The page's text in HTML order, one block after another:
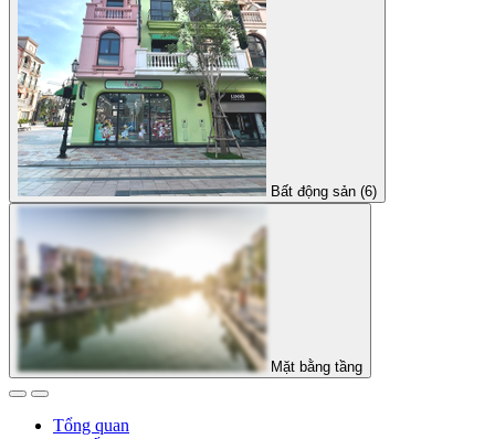
Bất động sản (6)
Mặt bằng tầng
Tổng quan